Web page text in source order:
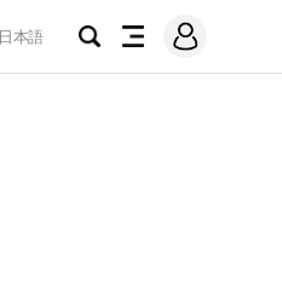
日本語
검
전
메
그